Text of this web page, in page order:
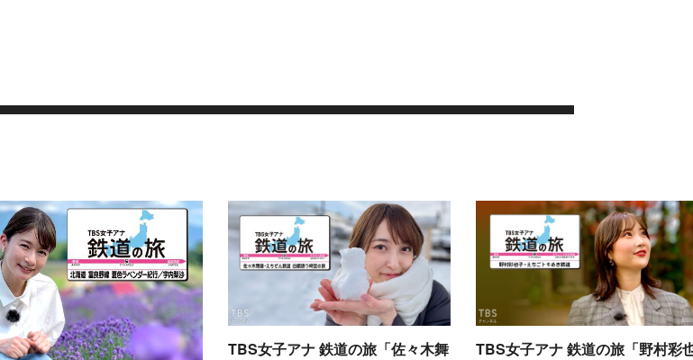
TBS女子アナ 鉄道の旅「佐々木舞
TBS女子アナ 鉄道の旅「野村彩